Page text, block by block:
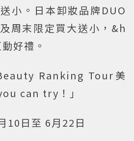
小。日本卸妝品牌DUO
周末限定買大送小，&h
好禮。
Ranking Tour美
can try！」
10日至 6月22日